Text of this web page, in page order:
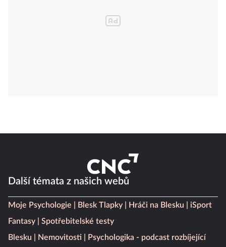
Další témata z našich webů
Moje Psychologie Blesk Tlapky Hráči na Blesku
iSport
Fantasy
Spotřebitelské testy
Blesku
Nemovitosti
Psychologika - podcast rozbíjející